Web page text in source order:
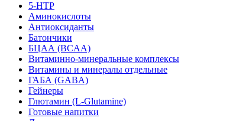
5-HTP
Аминокислоты
Антиоксиданты
Батончики
БЦАА (BCAA)
Витаминно-минеральные комплексы
Витамины и минералы отдельные
ГАБА (GABA)
Гейнеры
Глютамин (L-Glutamine)
Готовые напитки